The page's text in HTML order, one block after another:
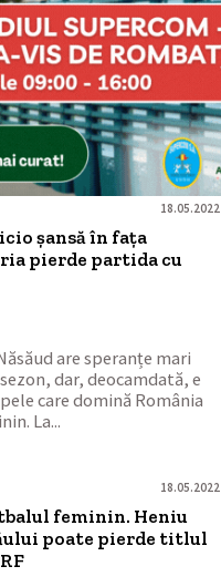
18.05.2022
șansă în fața
pierde partida cu
are speranțe mari
dar, deocamdată, e
care domină România
La...
18.05.2022
feminin. Heniu
poate pierde titlul